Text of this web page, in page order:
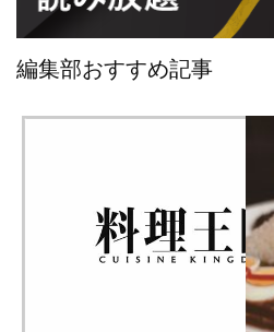
編集部おすすめ記事